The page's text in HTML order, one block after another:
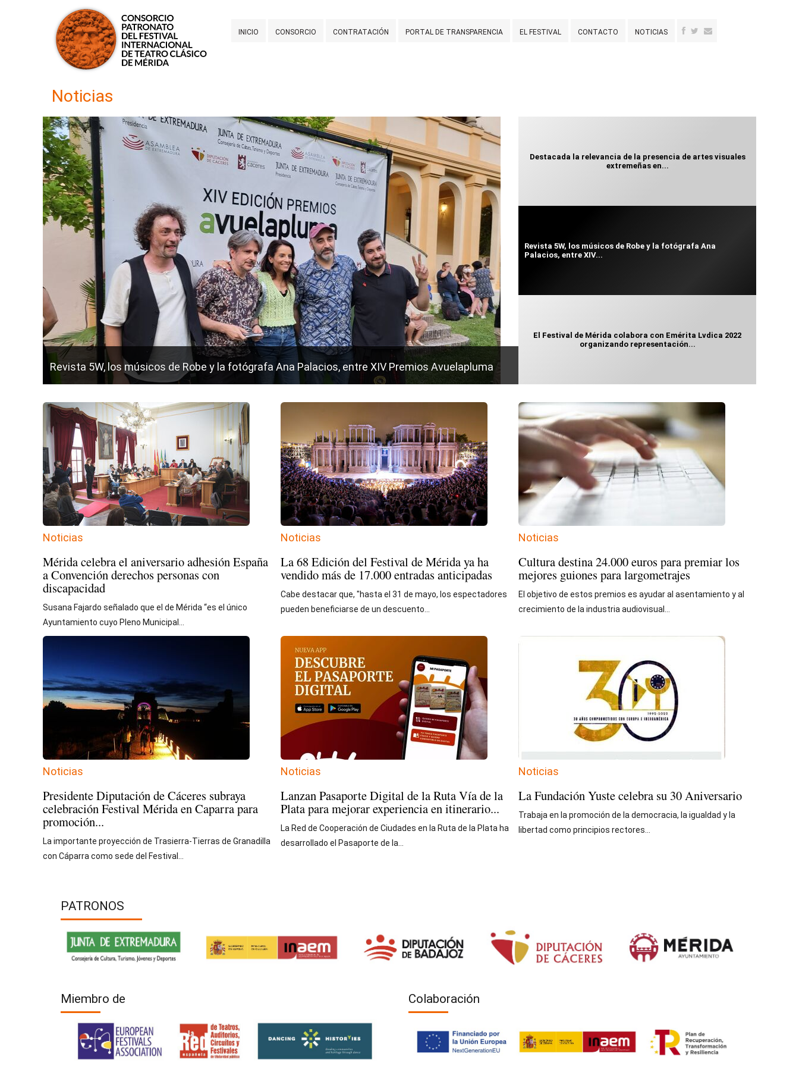
INICIO CONSORCIO CONTRATACIÓN PORTAL DE TRANSPARENCIA EL FESTIVAL CONTACTO NOTICIAS
Noticias
Revista 5W, los músicos de Robe y la fotógrafa Ana Palacios, entre XIV Premios Avuelapluma
Destacada la relevancia de la presencia de artes visuales
extremeñas en...
Revista 5W, los músicos de Robe y la fotógrafa Ana
Palacios, entre XIV...
El Festival de Mérida colabora con Emérita Lvdica 2022
organizando representación...
Noticias
Mérida celebra el aniversario adhesión España
a Convención derechos personas con
discapacidad
Susana Fajardo señalado que el de Mérida “es el único
Ayuntamiento cuyo Pleno Municipal...
Noticias
La 68 Edición del Festival de Mérida ya ha
vendido más de 17.000 entradas anticipadas
Cabe destacar que, "hasta el 31 de mayo, los espectadores
pueden beneficiarse de un descuento...
Noticias
Cultura destina 24.000 euros para premiar los
mejores guiones para largometrajes
El objetivo de estos premios es ayudar al asentamiento y al
crecimiento de la industria audiovisual...
Noticias
Presidente Diputación de Cáceres subraya
celebración Festival Mérida en Caparra para
promoción...
La importante proyección de Trasierra-Tierras de Granadilla
con Cáparra como sede del Festival...
Noticias
Lanzan Pasaporte Digital de la Ruta Vía de la
Plata para mejorar experiencia en itinerario...
La Red de Cooperación de Ciudades en la Ruta de la Plata ha
desarrollado el Pasaporte de la...
Noticias
La Fundación Yuste celebra su 30 Aniversario
Trabaja en la promoción de la democracia, la igualdad y la
libertad como principios rectores...
PATRONOS
Miembro de Colaboración